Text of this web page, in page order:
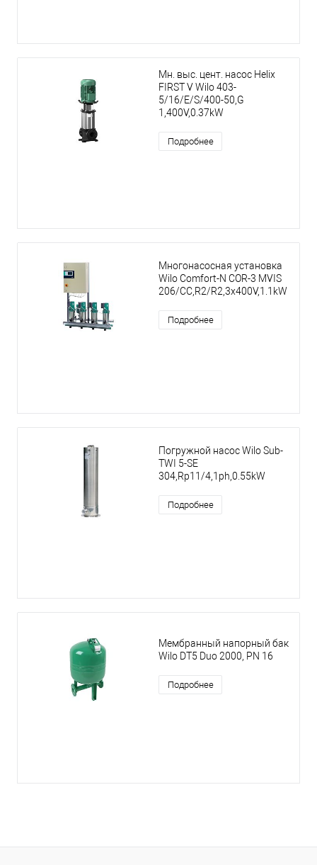
Мн. выс. цент. насос Helix
FIRST V Wilo 403-
5/16/E/S/400-50,G
1,400V,0.37kW
Подробнее
Многонасосная установка
Wilo Comfort-N COR-3 MVIS
206/CC,R2/R2,3x400V,1.1kW
Подробнее
Погружной насос Wilo Sub-
TWI 5-SE
304,Rp11/4,1ph,0.55kW
Подробнее
Мембранный напорный бак
Wilo DT5 Duo 2000, PN 16
Подробнее